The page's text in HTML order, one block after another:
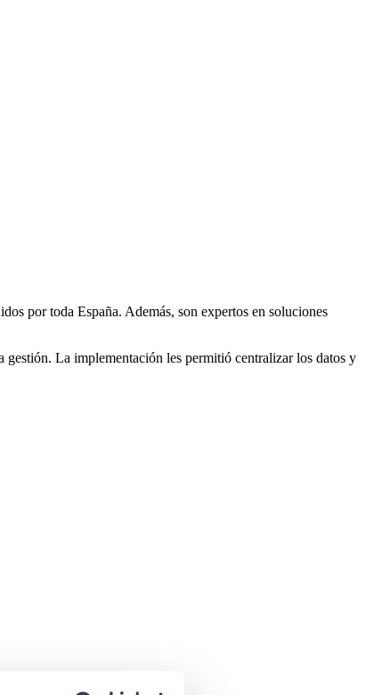
por toda España. Además, son expertos en soluciones
gestión. La implementación les permitió centralizar los datos y